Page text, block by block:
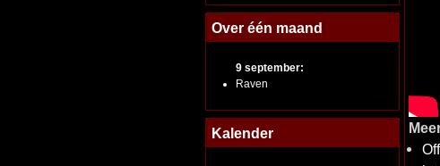
Over één maand
9 september:
Raven
Kalender